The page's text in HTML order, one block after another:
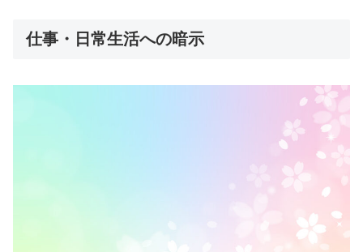
仕事・日常生活への暗示